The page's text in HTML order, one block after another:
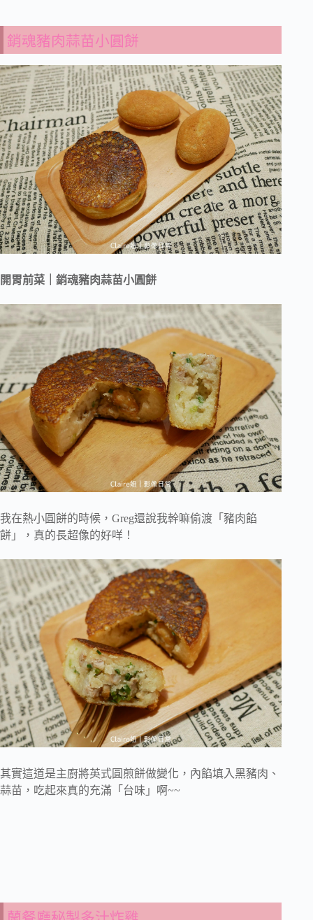
銷魂豬肉蒜苗小圓餅
開胃前菜｜銷魂豬肉蒜苗小圓餅
我在熱小圓餅的時候，Greg還說我幹嘛偷渡「豬肉餡
餅」，真的長超像的好咩！
其實這道是主廚將英式圓煎餅做變化，內餡填入黑豬肉、
蒜苗，吃起來真的充滿「台味」啊~~